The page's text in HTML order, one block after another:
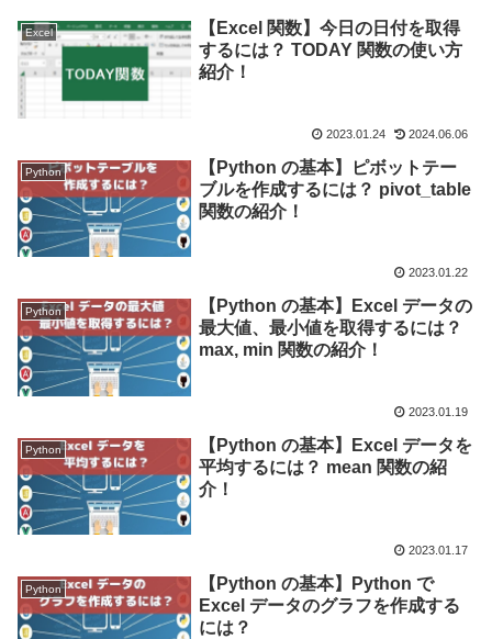
Excel
【Excel 関数】今日の日付を取得
するには？ TODAY 関数の使い方
紹介！
2023.01.24 2024.06.06
Python
【Python の基本】ピボットテー
ブルを作成するには？ pivot_table
関数の紹介！
2023.01.22
Python
【Python の基本】Excel データの
最大値、最小値を取得するには？
max, min 関数の紹介！
2023.01.19
Python
【Python の基本】Excel データを
平均するには？ mean 関数の紹
介！
2023.01.17
Python
【Python の基本】Python で
Excel データのグラフを作成する
には？